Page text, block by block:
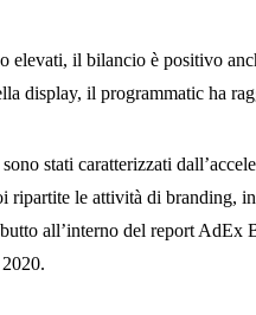
elevati, il bilancio è positivo
display, il programmatic ha
stati caratterizzati
ripartite le attività di branding,
all’interno del report AdEx